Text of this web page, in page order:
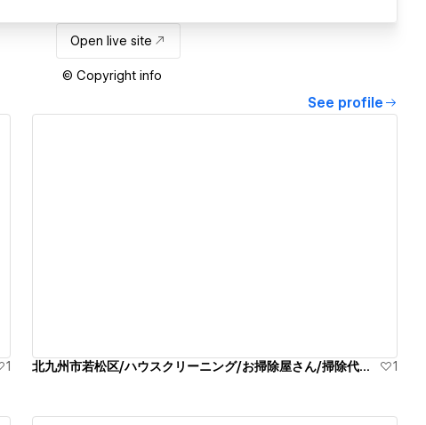
Open live site
© Copyright info
See profile
1 北九州市若松区/ハウスクリーニング/お掃除屋さん/掃除代行業者 1